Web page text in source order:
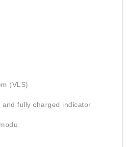
(VLS)
fully charged indicator